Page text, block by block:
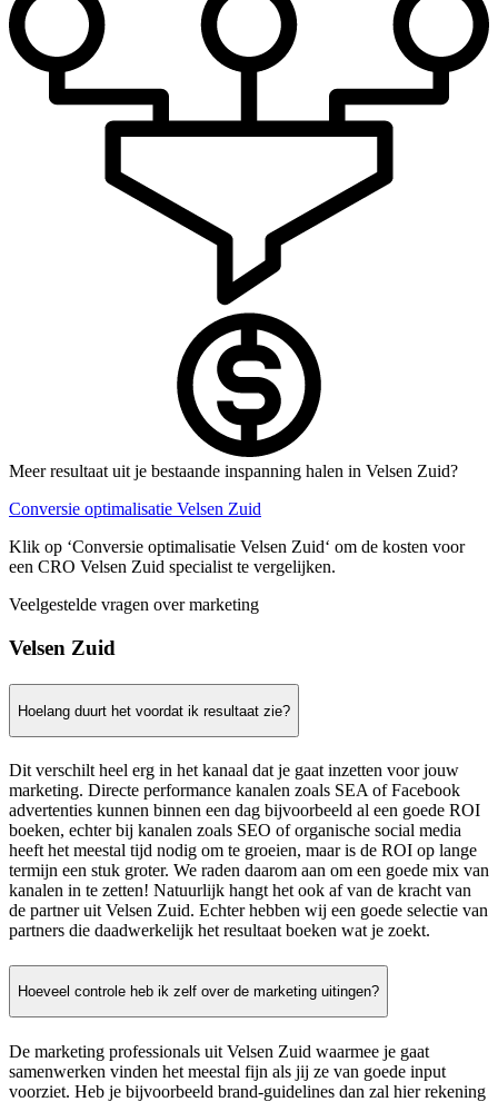
Meer resultaat uit je bestaande inspanning halen in Velsen Zuid?
Conversie optimalisatie Velsen Zuid
Klik op ‘Conversie optimalisatie Velsen Zuid‘ om de kosten voor
een CRO Velsen Zuid specialist te vergelijken.
Veelgestelde vragen over marketing
Velsen Zuid
Hoelang duurt het voordat ik resultaat zie?
Dit verschilt heel erg in het kanaal dat je gaat inzetten voor jouw
marketing. Directe performance kanalen zoals SEA of Facebook
advertenties kunnen binnen een dag bijvoorbeeld al een goede ROI
boeken, echter bij kanalen zoals SEO of organische social media
heeft het meestal tijd nodig om te groeien, maar is de ROI op lange
termijn een stuk groter. We raden daarom aan om een goede mix van
kanalen in te zetten! Natuurlijk hangt het ook af van de kracht van
de partner uit Velsen Zuid. Echter hebben wij een goede selectie van
partners die daadwerkelijk het resultaat boeken wat je zoekt.
Hoeveel controle heb ik zelf over de marketing uitingen?
De marketing professionals uit Velsen Zuid waarmee je gaat
samenwerken vinden het meestal fijn als jij ze van goede input
voorziet. Heb je bijvoorbeeld brand-guidelines dan zal hier rekening